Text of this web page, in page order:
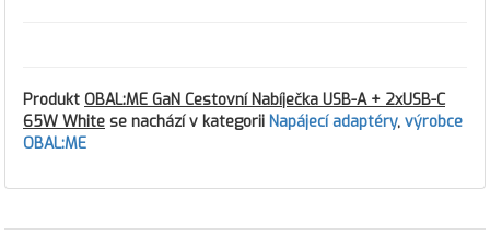
Produkt OBAL:ME GaN Cestovní Nabíječka USB-A + 2xUSB-C
65W White se nachází v kategorii Napájecí adaptéry, výrobce
OBAL:ME